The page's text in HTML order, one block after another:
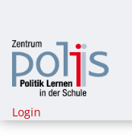
Login